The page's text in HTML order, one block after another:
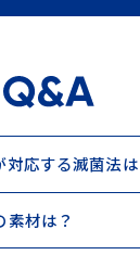
応する滅菌法は
素材は？